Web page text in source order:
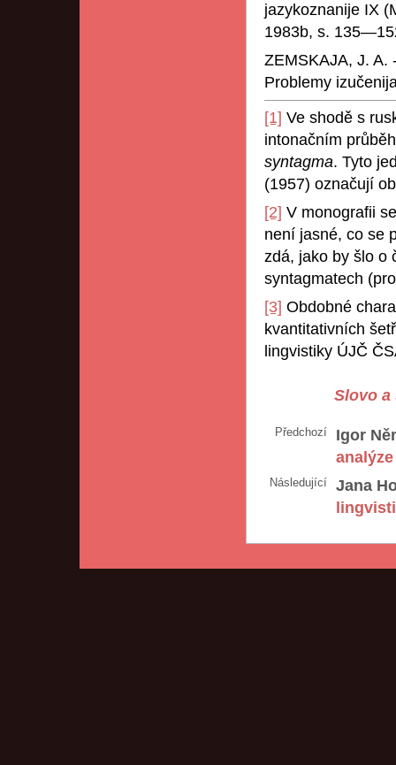
jazykoznanije IX
1983b, s.
ZEMSKAJA, J. A.
Problemy
[1] Ve shodě s
intonačním
syntagma. Tyto
(1957) označují
[2] V monografii
není jasné, co se
zdá, jako by šlo o
syntagmatech
[3] Obdobné
kvantitativních
lingvistiky ÚJČ
Slovo a
Předchozí
Igor
analýze
Následující
Jana